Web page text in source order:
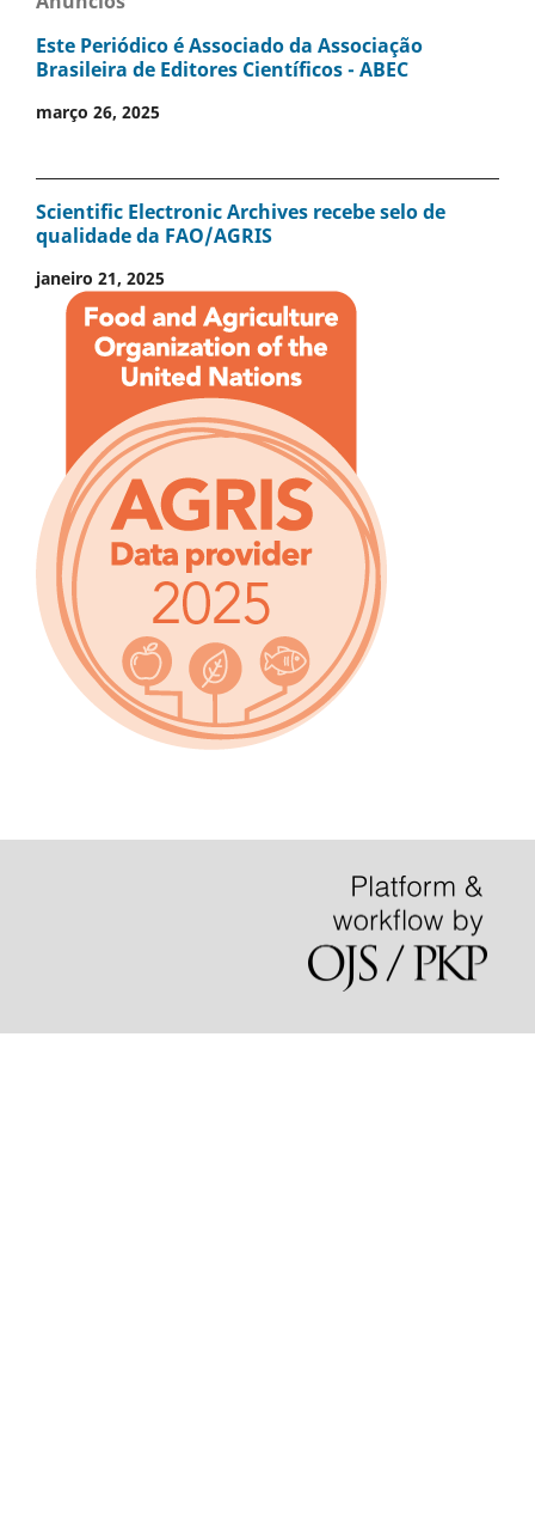
Este Periódico é Associado da Associação
Brasileira de Editores Científicos - ABEC
março 26, 2025
Scientific Electronic Archives recebe selo de
qualidade da FAO/AGRIS
janeiro 21, 2025